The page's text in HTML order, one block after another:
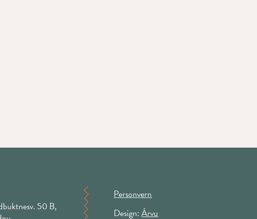
50 B,
Personvern
Design:Árvu